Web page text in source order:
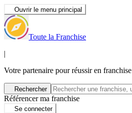
Ouvrir le menu principal
Toute la Franchise
|
Votre partenaire pour réussir en franchise
Rechercher
Référencer ma franchise
Se connecter